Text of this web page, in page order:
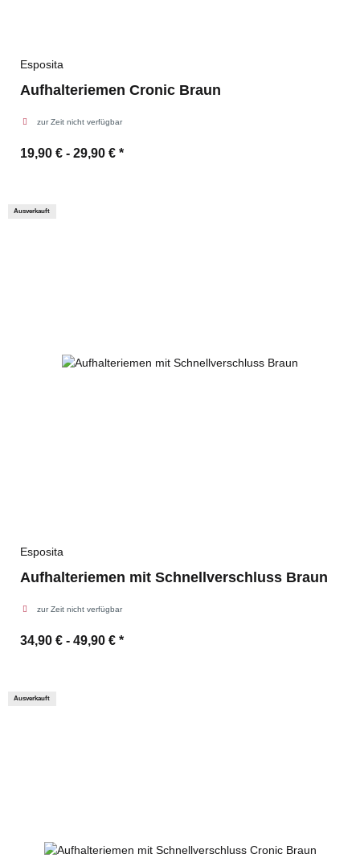
Esposita
Aufhalteriemen Cronic Braun
zur Zeit nicht verfügbar
19,90 € - 29,90 € *
Ausverkauft
Esposita
Aufhalteriemen mit Schnellverschluss Braun
zur Zeit nicht verfügbar
34,90 € - 49,90 € *
Ausverkauft